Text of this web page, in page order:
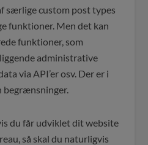
særlige custom post types
funktioner. Men det kan
funktioner, som
administrative
via API’er osv. Der er i
begrænsninger.
du får udviklet dit website
så skal du naturligvis